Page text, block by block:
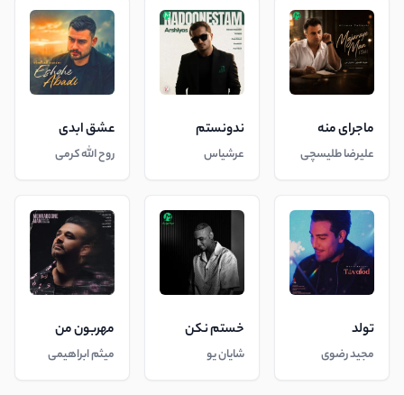
ماجرای منه
علیرضا طلیسچی
ندونستم
عرشیاس
عشق ابدی
روح الله کرمی
تولد
مجید رضوی
خستم نکن
شایان یو
مهربون من
میثم ابراهیمی